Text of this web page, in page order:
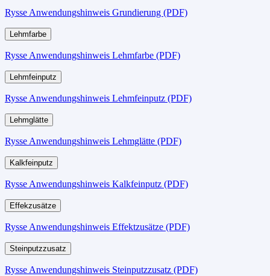
Rysse Anwendungshinweis Grundierung (PDF)
Lehmfarbe
Rysse Anwendungshinweis Lehmfarbe (PDF)
Lehmfeinputz
Rysse Anwendungshinweis Lehmfeinputz (PDF)
Lehmglätte
Rysse Anwendungshinweis Lehmglätte (PDF)
Kalkfeinputz
Rysse Anwendungshinweis Kalkfeinputz (PDF)
Effekzusätze
Rysse Anwendungshinweis Effektzusätze (PDF)
Steinputzzusatz
Rysse Anwendungshinweis Steinputzzusatz (PDF)